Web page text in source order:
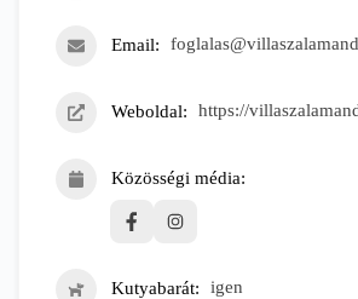
Email
Weboldal https://
Közösségi média
Kutyabarát igen